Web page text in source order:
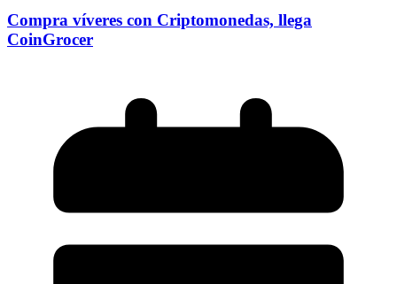
Compra víveres con Criptomonedas, llega
CoinGrocer